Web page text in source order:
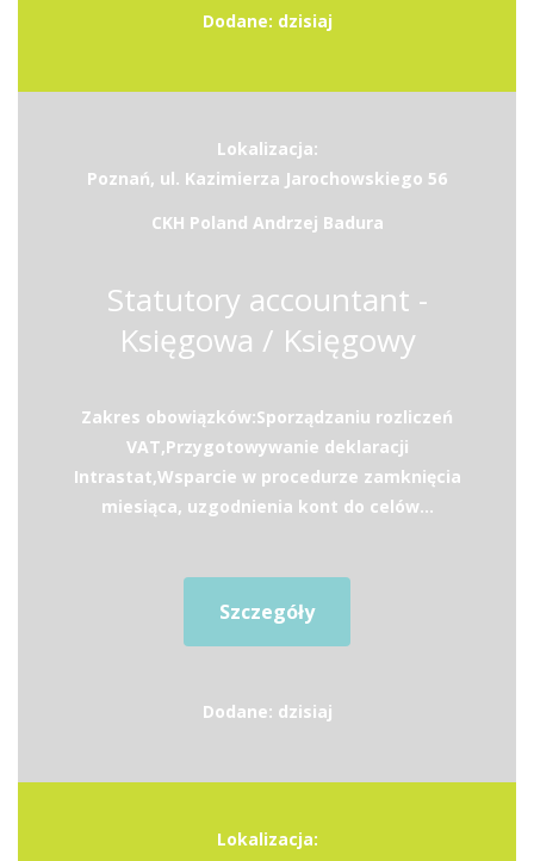
Dodane: dzisiaj
Lokalizacja:
Poznań, ul. Kazimierza Jarochowskiego 56
CKH Poland Andrzej Badura
Statutory accountant -
Księgowa / Księgowy
Zakres obowiązków:Sporządzaniu rozliczeń
VAT,Przygotowywanie deklaracji
Intrastat,Wsparcie w procedurze zamknięcia
miesiąca, uzgodnienia kont do celów...
Szczegóły
Dodane: dzisiaj
Lokalizacja: